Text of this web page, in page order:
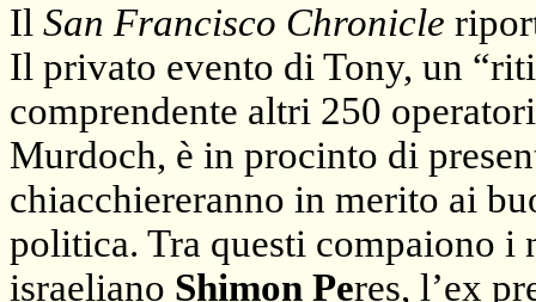
Il San Francisco Chronicle
Il privato evento di Tony, un
comprendente altri 250
Murdoch, è in procinto di
chiacchiereranno in merito ai
politica. Tra questi compaiono
israeliano Shimon Peres, l’ex